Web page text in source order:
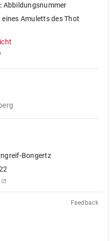
Abbildungsnummer
Amuletts des Thot
Bongertz
Feedback